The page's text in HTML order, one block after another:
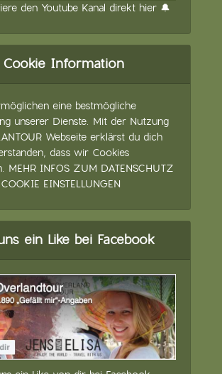
den Youtube Kanal direkt hier 🔔
Cookie Information
eine bestmögliche
unserer Dienste. Mit der Nutzung
Webseite erklärst du dich
dass wir Cookies
MEHR INFOS ZUM DATENSCHUTZ
EINSTELLUNGEN
ein Like bei Facebook